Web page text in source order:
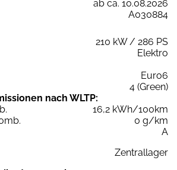
ab ca. 10.08.2026
A030884
210 kW / 286 PS
Elektro
Euro6
4 (Green)
nach WLTP:
16,2 kWh/100km
0 g/km
A
Zentrallager